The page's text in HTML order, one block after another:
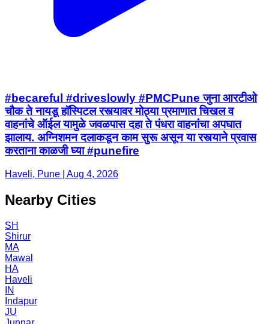
#becareful #driveslowly #PMCPune जुना आरटीओ
चौक ते नायडू हॉस्पिटल रस्त्यावर मोठ्या प्रमाणात चिखल व
वाहनांचे ऑईल यामुळे जवळपास दहा ते पंधरा वाहनांचा अपघात
झालाय. अग्निशमन दलाकडून काम सुरू असून या रस्त्याने प्रवास
करताना काळजी घ्या #punefire
Haveli, Pune | Aug 4, 2026
Nearby Cities
SH
Shirur
MA
Mawal
HA
Haveli
IN
Indapur
JU